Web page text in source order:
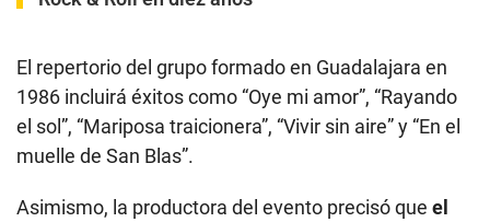
El repertorio del grupo formado en Guadalajara en
1986 incluirá éxitos como “Oye mi amor”, “Rayando
el sol”, “Mariposa traicionera”, “Vivir sin aire” y “En el
muelle de San Blas”.
Asimismo, la productora del evento precisó que el